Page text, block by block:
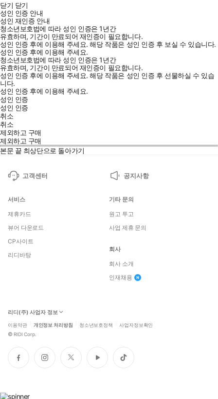
닫기 닫기
성인 인증 안내
성인 재인증 안내
청소년보호법에 따라 성인 인증은 1년간
유효하며, 기간이 만료되어 재인증이 필요합니다.
성인 인증 후에 이용해 주세요.해당 작품은 성인 인증 후 보실 수 있습니다.
성인 인증 후에 이용해 주세요.
청소년보호법에 따라 성인 인증은 1년간
유효하며, 기간이 만료되어 재인증이 필요합니다.
성인 인증 후에 이용해 주세요.해당 작품은 성인 인증 후 선물하실 수 있습
니다.
성인 인증 후에 이용해 주세요.
성인 인증
성인 인증
취소
취소
제외하고 구매
제외하고 구매
본문 끝 최상단으로 돌아가기
고객센터 공지사항
서비스
제휴카드
뷰어 다운로드
CP사이트
리디바탕
기타 문의
원고 투고
사업 제휴 문의
회사
회사 소개
인재채용
리디(주) 사업자 정보
이용약관 개인정보 처리방침 청소년보호정책 사업자정보확인
© RIDI Corp.
페
이
인
스
트
위
유
튜
틱
톡